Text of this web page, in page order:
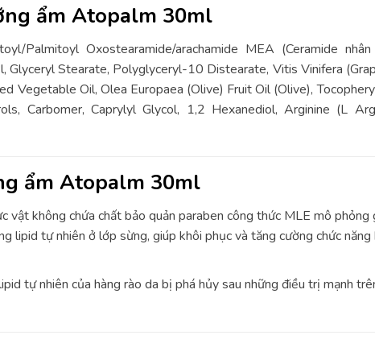
ẩm Atopalm 30ml
Palmitoyl Oxostearamide/arachamide MEA (Ceramide
Glyceryl Stearate, Polyglyceryl-10 Distearate, Vitis Vinifera
Vegetable Oil, Olea Europaea (Olive) Fruit Oil (Olive),
Carbomer, Caprylyl Glycol, 1,2 Hexanediol, Arginine (L
ẩm Atopalm 30ml
vật không chứa chất bảo quản paraben công thức MLE mô phỏng
lipid tự nhiên ở lớp sừng, giúp khôi phục và tăng cường chức
tự nhiên của hàng rào da bị phá hủy sau những điều trị mạnh